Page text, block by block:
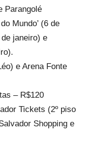
Parangolé
Mundo’ (6 de
de janeiro) e
e Arena Fonte
– R$120
Tickets (2º piso
Shopping e